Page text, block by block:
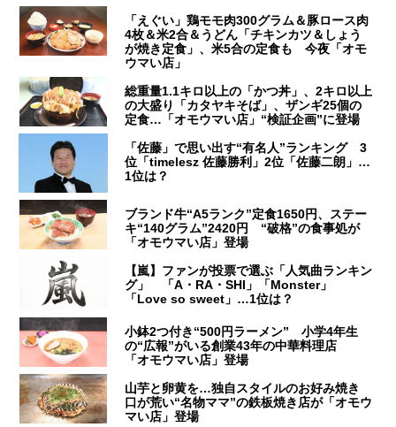
「えぐい」鶏モモ肉300グラム＆豚ロース肉
4枚＆米2合＆うどん「チキンカツ＆しょう
が焼き定食」、米5合の定食も 今夜「オモ
ウマい店」
総重量1.1キロ以上の「かつ丼」、2キロ以上
の大盛り「カタヤキそば」、ザンギ25個の
定食…「オモウマい店」“検証企画”に登場
「佐藤」で思い出す“有名人”ランキング 3
位「timelesz 佐藤勝利」2位「佐藤二朗」…
1位は？
ブランド牛“A5ランク”定食1650円、ステー
キ“140グラム”2420円 “破格”の食事処が
「オモウマい店」登場
【嵐】ファンが投票で選ぶ「人気曲ランキン
グ」 「A・RA・SHI」「Monster」
「Love so sweet」…1位は？
小鉢2つ付き“500円ラーメン” 小学4年生
の“広報”がいる創業43年の中華料理店
「オモウマい店」登場
山芋と卵黄を…独自スタイルのお好み焼き
口が荒い“名物ママ”の鉄板焼き店が「オモウ
マい店」登場